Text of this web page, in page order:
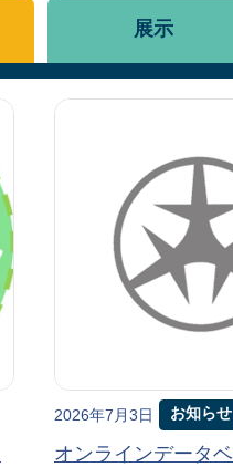
2026年7月3日 お知らせ
オンラインデータ
展示